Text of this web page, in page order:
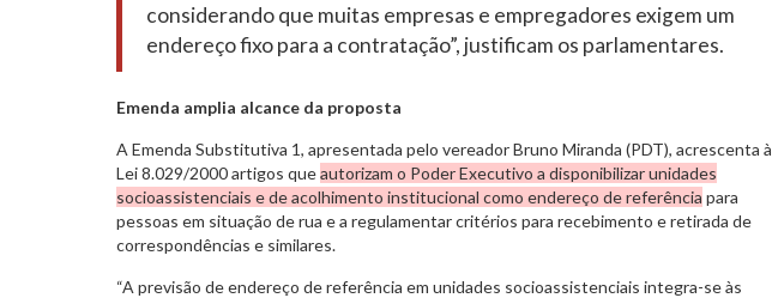
considerando que muitas empresas e empregadores exigem um
endereço fixo para a contratação”, justificam os parlamentares.
Emenda amplia alcance da proposta
A Emenda Substitutiva 1, apresentada pelo vereador Bruno Miranda (PDT), acrescenta à
Lei 8.029/2000 artigos queautorizam o Poder Executivo a disponibilizar unidades
socioassistenciais e de acolhimento institucional como endereço de referência para
pessoas em situação de rua e a regulamentar critérios para recebimento e retirada de
correspondências e similares.
“A previsão de endereço de referência em unidades socioassistenciais integra-se às